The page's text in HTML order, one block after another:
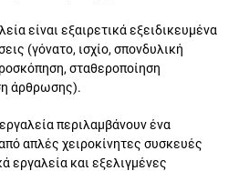
είναι εξαιρετικά εξειδικευμένα
(γόνατο, ισχίο, σπονδυλική
σταθεροποίηση
άρθρωσης).
περιλαμβάνουν ένα
απλές χειροκίνητες συσκευές
εργαλεία και εξελιγμένες